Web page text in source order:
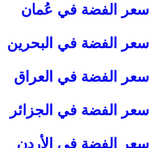
سعر الفضة في عُمان
سعر الفضة في البحرين
سعر الفضة في العراق
سعر الفضة في الجزائر
سعر الفضة في الأردن